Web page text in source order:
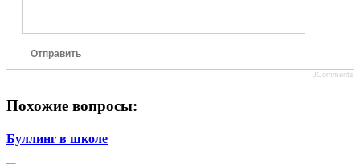
Отправить
JComments
Похожие вопросы:
Буллинг в школе